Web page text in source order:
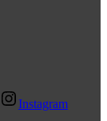
Instagram